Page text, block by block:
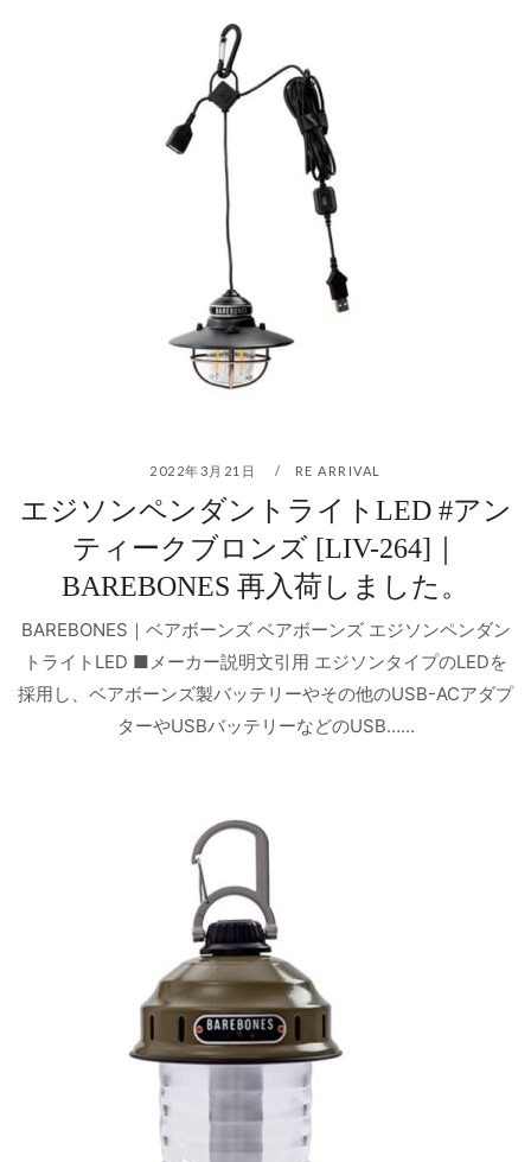
2022年3月21日 RE ARRIVAL
エジソンペンダントライトLED #アン
ティークブロンズ [LIV-264]｜
BAREBONES 再入荷しました。
BAREBONES｜ベアボーンズ ベアボーンズ エジソンペンダン
トライトLED ■メーカー説明文引用 エジソンタイプのLEDを
採用し、ベアボーンズ製バッテリーやその他のUSB-ACアダプ
ターやUSBバッテリーなどのUSB…...